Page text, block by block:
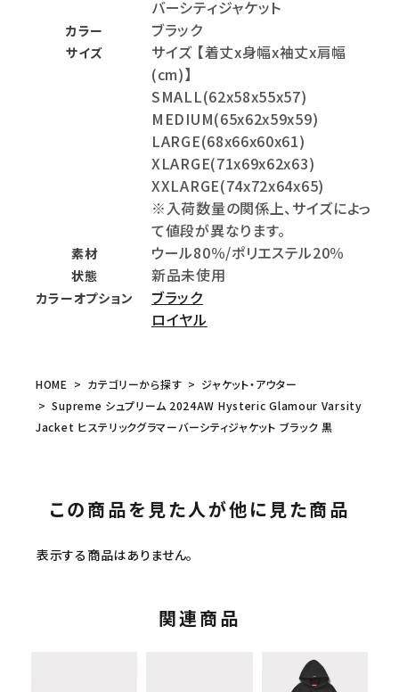
バーシティジャケット
カラー ブラック
サイズ
サイズ 【着丈x身幅x袖丈x肩幅
(cm)】
SMALL(62x58x55x57)
MEDIUM(65x62x59x59)
LARGE(68x66x60x61)
XLARGE(71x69x62x63)
XXLARGE(74x72x64x65)
※入荷数量の関係上、サイズによっ
て値段が異なります。
素材 ウール80％/ポリエステル20％
状態 新品未使用
カラーオプション
ブラック
ロイヤル
HOME カテゴリーから探す
ジャケット・アウター
Supreme シュプリーム 2024AW Hysteric Glamour Varsity
Jacket ヒステリックグラマーバーシティジャケット ブラック 黒
この商品を見た人が他に見た商品
表示する商品はありません。
関連商品